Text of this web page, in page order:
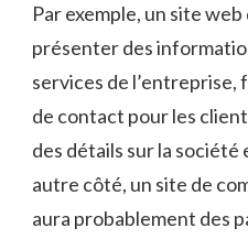
Par exemple, un site
présenter des
services de
de contact pour les
des détails sur la société
autre côté, un site de
aura probablement des